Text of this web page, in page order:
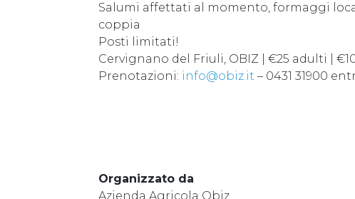
Salumi affettati al momento, formaggi
coppia
Posti limitati!
Cervignano del Friuli, OBIZ | €25 adulti |
Prenotazioni: info@obiz.it – 0431 31900
Organizzato da
Azienda Agricola Obiz